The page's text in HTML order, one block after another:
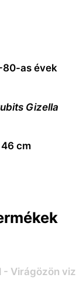
80-as évek
Gizella
cm